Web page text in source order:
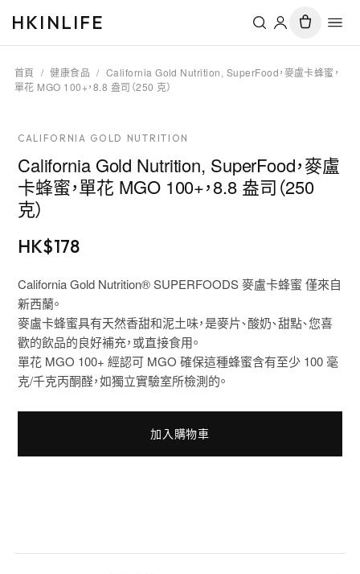
HKINLIFE
首頁 / 健康食品 / California Gold Nutrition, SuperFood，麥盧卡蜂蜜，
單花 MGO 100+，8.8 盎司（250 克）
CALIFORNIA GOLD NUTRITION
California Gold Nutrition, SuperFood，麥盧
卡蜂蜜，單花 MGO 100+，8.8 盎司（250
克）
HK$178
California Gold Nutrition® SUPERFOODS 麥盧卡蜂蜜 僅來自
新西蘭。
麥盧卡蜂蜜具有天然香甜和泥土味，是麥片、酸奶、甜點、您喜
歡的飲品的良好補充，或直接食用。
單花 MGO 100+ 經認可 MGO 確保這種蜂蜜含有至少 100 毫
克/千克丙酮醛，如獨立實驗室所檢測的。
加入購物車